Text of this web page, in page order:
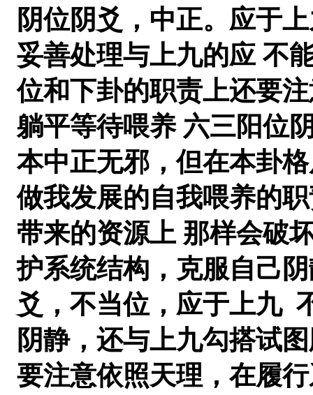
阴位阴爻，中正。应于
妥善处理与上九的应 不
位和下卦的职责上还要
躺平等待喂养 六三阳位
本中正无邪，但在本卦
做我发展的自我喂养的
带来的资源上 那样会破
护系统结构，克服自己
爻，不当位，应于上九
阴静，还与上九勾搭试
要注意依照天理，在履